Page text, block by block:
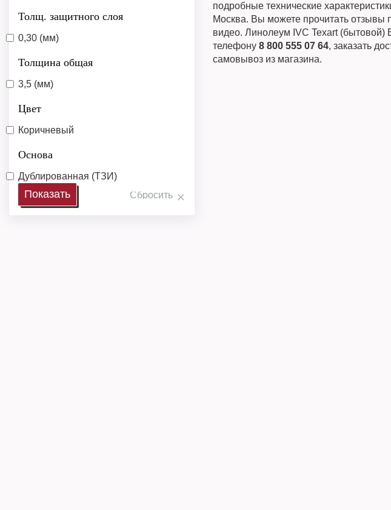
Толщ. защитного слоя
0,30 (мм)
Толщина общая
3,5 (мм)
Цвет
Коричневый
Основа
Дублированная (ТЗИ)
подробные технические
Москва. Вы можете прочитать отзывы
видео. Линолеум IVC Texart (бытовой)
телефону 8 800 555 07 64, заказать
самовывоз из магазина.